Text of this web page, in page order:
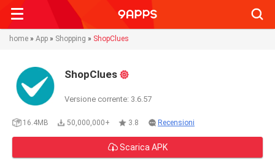
home » App » Shopping » ShopClues
ShopClues
Versione corrente: 3.6.57
16.4MB 50,000,000+ 3.8 Recensioni
Scarica APK